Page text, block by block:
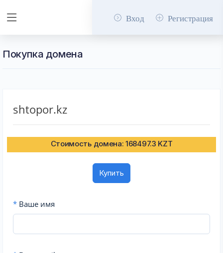
Вход Регистрация
Покупка домена
shtopor.kz
Стоимость домена: 168497.3 KZT
Купить
* Ваше имя